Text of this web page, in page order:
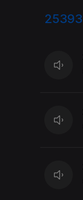
25393